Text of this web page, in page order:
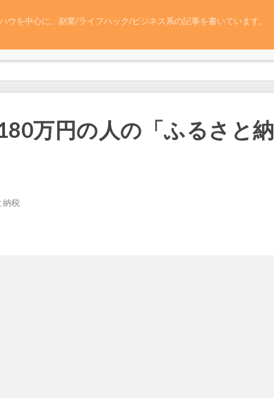
ウを中心に、副業/ライフハック/ビジネス系の記事を書いています。
万円の人の「ふるさと納
納税